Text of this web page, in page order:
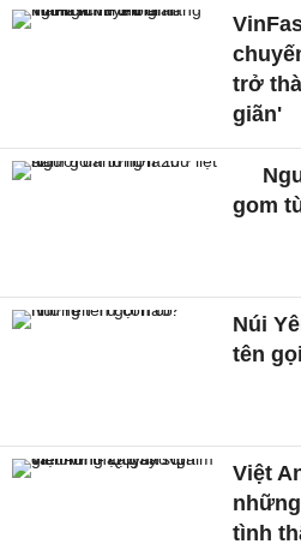
trở
giãn'
gom
Núi
tên
Việt
tình